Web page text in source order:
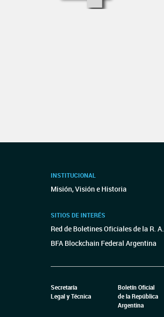
INSTITUCIONAL
Misión, Visión e Historia
SITIOS DE INTERÉS
Red de Boletines Oficiales de la R. A.
BFA Blockchain Federal Argentina
Secretaría
Legal y Técnica
Boletín Oficial
de la República
Argentina